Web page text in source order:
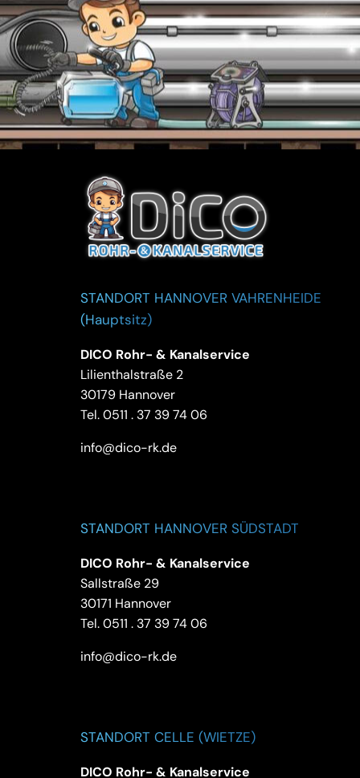
STANDORT HANNOVER VAHRENHEIDE
(Hauptsitz)
DICO Rohr- & Kanalservice
Lilienthalstraße 2
30179 Hannover
Tel.0511 . 37 39 74 06
info@dico-rk.de
STANDORT HANNOVER SÜDSTADT
DICO Rohr- & Kanalservice
Sallstraße 29
30171 Hannover
Tel.0511 . 37 39 74 06
info@dico-rk.de
STANDORT CELLE (WIETZE)
DICO Rohr- & Kanalservice